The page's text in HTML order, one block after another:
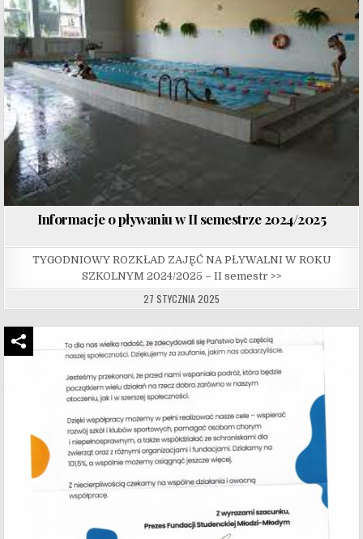
Informacje o pływaniu w II semestrze 2024/2025
TYGODNIOWY ROZKŁAD ZAJĘĆ NA PŁYWALNI W ROKU
SZKOLNYM 2024/2025 – II semestr >>
27 STYCZNIA 2025